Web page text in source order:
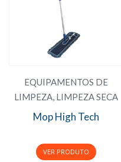
EQUIPAMENTOS DE
LIMPEZA, LIMPEZA SECA
Mop High Tech